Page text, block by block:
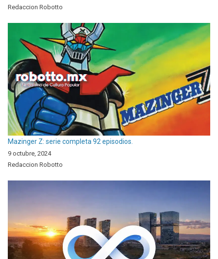
Redaccion Robotto
Mazinger Z: serie completa 92 episodios.
9 octubre, 2024
Redaccion Robotto